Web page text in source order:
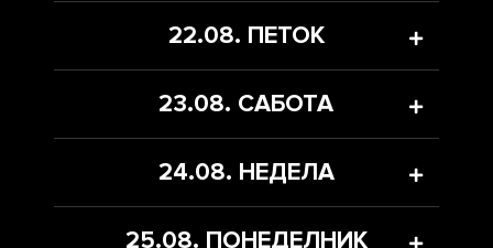
22.08. ПЕТОК
23.08. САБОТА
24.08. НЕДЕЛА
25.08. ПОНЕДЕЛНИК